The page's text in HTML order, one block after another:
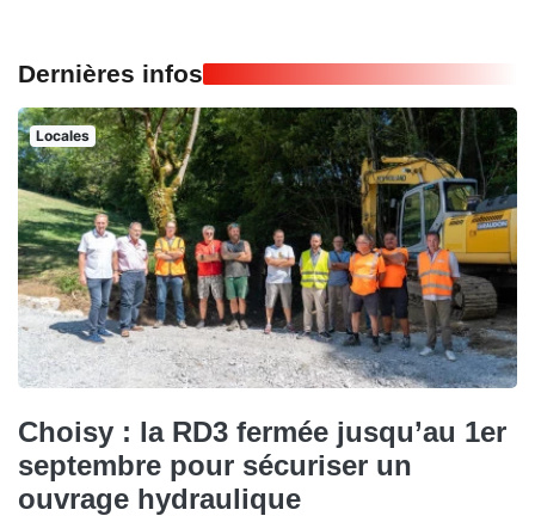
Dernières infos
Locales
Choisy : la RD3 fermée jusqu’au 1er
septembre pour sécuriser un
ouvrage hydraulique